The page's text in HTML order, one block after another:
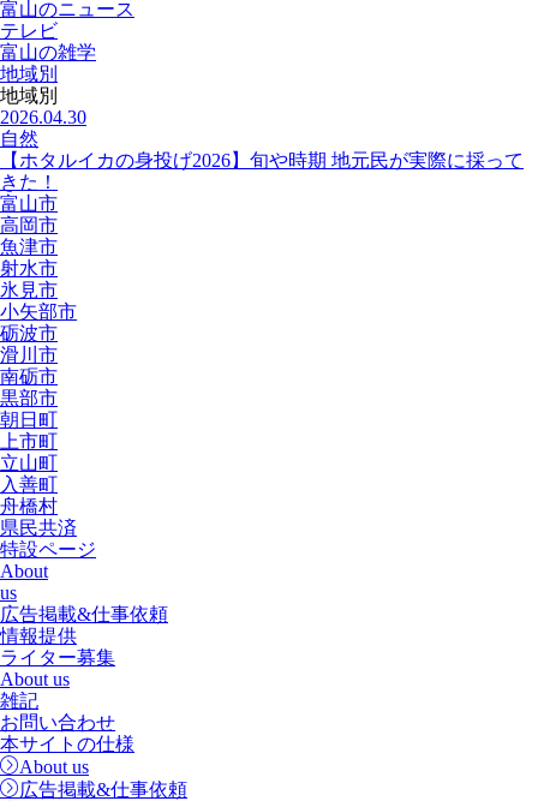
富山のニュース
テレビ
富山の雑学
地域別
地域別
2026.04.30
自然
【ホタルイカの身投げ2026】旬や時期 地元民が実際に採って
きた！
富山市
高岡市
魚津市
射水市
氷見市
小矢部市
砺波市
滑川市
南砺市
黒部市
朝日町
上市町
立山町
入善町
舟橋村
県民共済
特設ページ
About
us
広告掲載&仕事依頼
情報提供
ライター募集
About us
雑記
お問い合わせ
本サイトの仕様
About us
広告掲載&仕事依頼